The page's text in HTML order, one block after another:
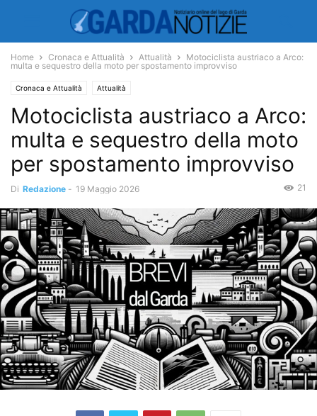
Home Cronaca e Attualità Attualità
Motociclista austriaco a Arco:
multa e sequestro della moto per spostamento improvviso
Cronaca e Attualità Attualità
Motociclista austriaco a Arco:
multa e sequestro della moto
per spostamento improvviso
Di Redazione - 19 Maggio 2026 21